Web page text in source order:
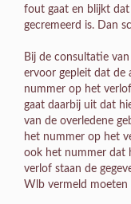
fout gaat en blijkt dat
gecremeerd is. Dan
Bij de consultatie
ervoor gepleit dat de
nummer op het
gaat daarbij uit dat
van de overledene
het nummer op het
ook het nummer dat
verlof staan de
Wlb vermeld moeten